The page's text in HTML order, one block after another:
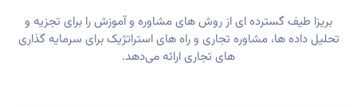
بریزا طیف گسترده ای از روش های مشاوره و آموزش را برای تجزیه و
تحلیل داده ها، مشاوره تجاری و راه های استراتژیک برای سرمایه گذاری
های تجاری ارائه می‌دهد.